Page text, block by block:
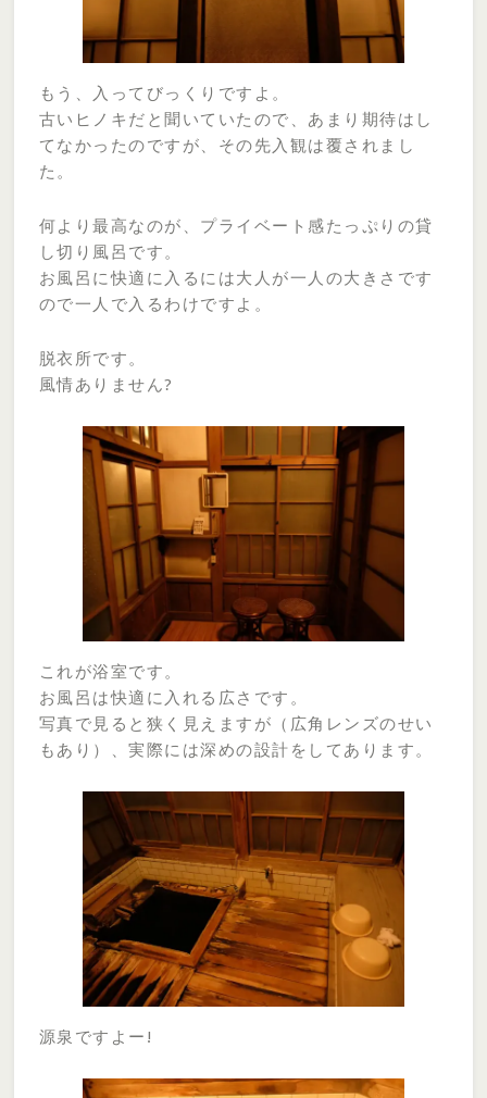
もう、入ってびっくりですよ。
古いヒノキだと聞いていたので、あまり期待はし
てなかったのですが、その先入観は覆されまし
た。
何より最高なのが、プライベート感たっぷりの貸
し切り風呂です。
お風呂に快適に入るには大人が一人の大きさです
ので一人で入るわけですよ。
脱衣所です。
風情ありません?
これが浴室です。
お風呂は快適に入れる広さです。
写真で見ると狭く見えますが（広角レンズのせい
もあり）、実際には深めの設計をしてあります。
源泉ですよー!